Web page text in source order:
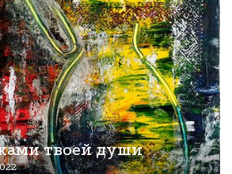
твоей души